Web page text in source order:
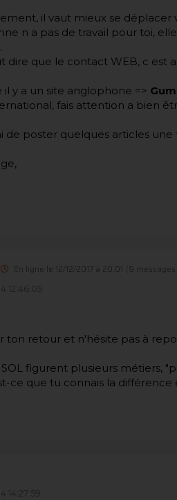
il vaut mieux se déplacer
n a pas de travail pour toi,
dire que le contact WEB, c est
il y a un site anglophone =>
fais attention a bien
de poster quelques articles une
En ligne le 12/12/2017 à 20:01 (9
12:46:05
ton retour et n'hésite pas à
SOL figurent plusieurs métiers,
ce que tu connais la différence
14:27:59